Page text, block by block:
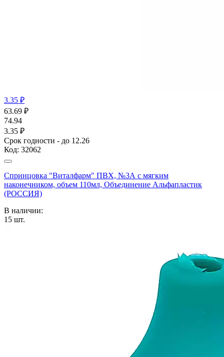
3.35 ₽
63.69 ₽
74.94
3.35 ₽
Срок годности - до 12.26
Код: 32062
Спринцовка "Виталфарм" ПВХ, №3А с мягким
наконечником, объем 110мл, Объединение Альфапластик
(РОССИЯ)
В наличии:
15 шт.